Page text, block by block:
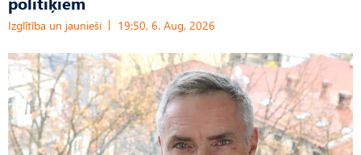
Izglītība un jaunieši 19:50, 6. Aug, 2026